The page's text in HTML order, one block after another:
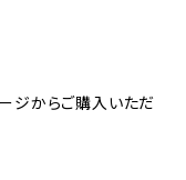
ジからご購入いただ